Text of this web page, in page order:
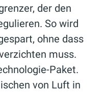
der den
So wird
ohne dass
muss.
Paket.
von Luft in